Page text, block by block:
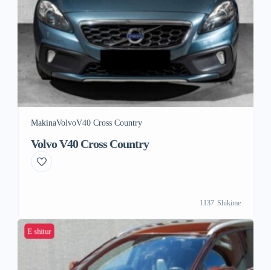
MakinaVolvoV40 Cross Country
Volvo V40 Cross Country
1137 Shikime
E shitur